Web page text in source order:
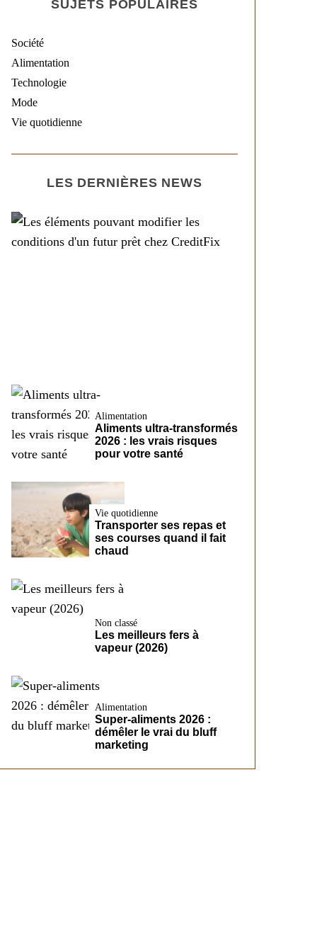
SUJETS POPULAIRES
Société
Alimentation
Technologie
Mode
Vie quotidienne
LES DERNIÈRES NEWS
Société
Alimentation
Aliments ultra-transformés
2026 : les vrais risques
pour votre santé
Vie quotidienne
Transporter ses repas et
ses courses quand il fait
chaud
Non classé
Les meilleurs fers à
vapeur (2026)
Alimentation
Super-aliments 2026 :
démêler le vrai du bluff
marketing